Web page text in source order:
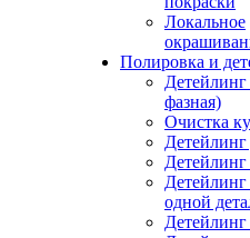
Локальное
Полировка и
фазная)
Очистка
Детейлинг
одной